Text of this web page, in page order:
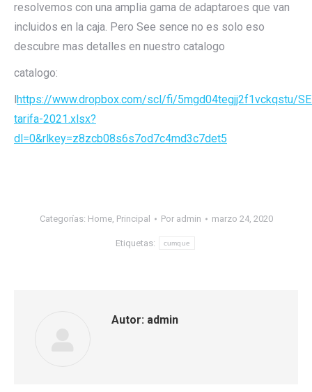
resolvemos con una amplia gama de adaptaroes que van
incluidos en la caja. Pero See sence no es solo eso
descubre mas detalles en nuestro catalogo
catalogo:
lhttps://www.dropbox.com/scl/fi/5mgd04tegjj2f1vckqstu/
tarifa-2021.xlsx?
dl=0&rlkey=z8zcb08s6s7od7c4md3c7det5
Categorías: Home, Principal Por admin marzo 24, 2020
Etiquetas: cumque
Autor: admin